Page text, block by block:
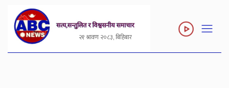
२१ श्रावण २०८३, बिहिबार